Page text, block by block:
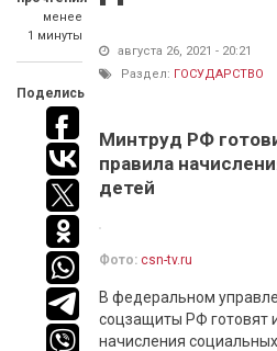
менее
1 минуты
Поделись
августа 26, 2021 - 20:21
Раздел: ГОСУДАРСТВО
Минтруд РФ
правила
детей
Фото: csn-tv.ru
В федеральном
соцзащиты РФ готовят
начисления